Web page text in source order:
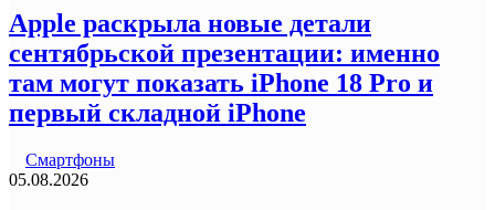
Apple раскрыла новые детали
сентябрьской презентации: именно
там могут показать iPhone 18 Pro и
первый складной iPhone
Смартфоны
05.08.2026